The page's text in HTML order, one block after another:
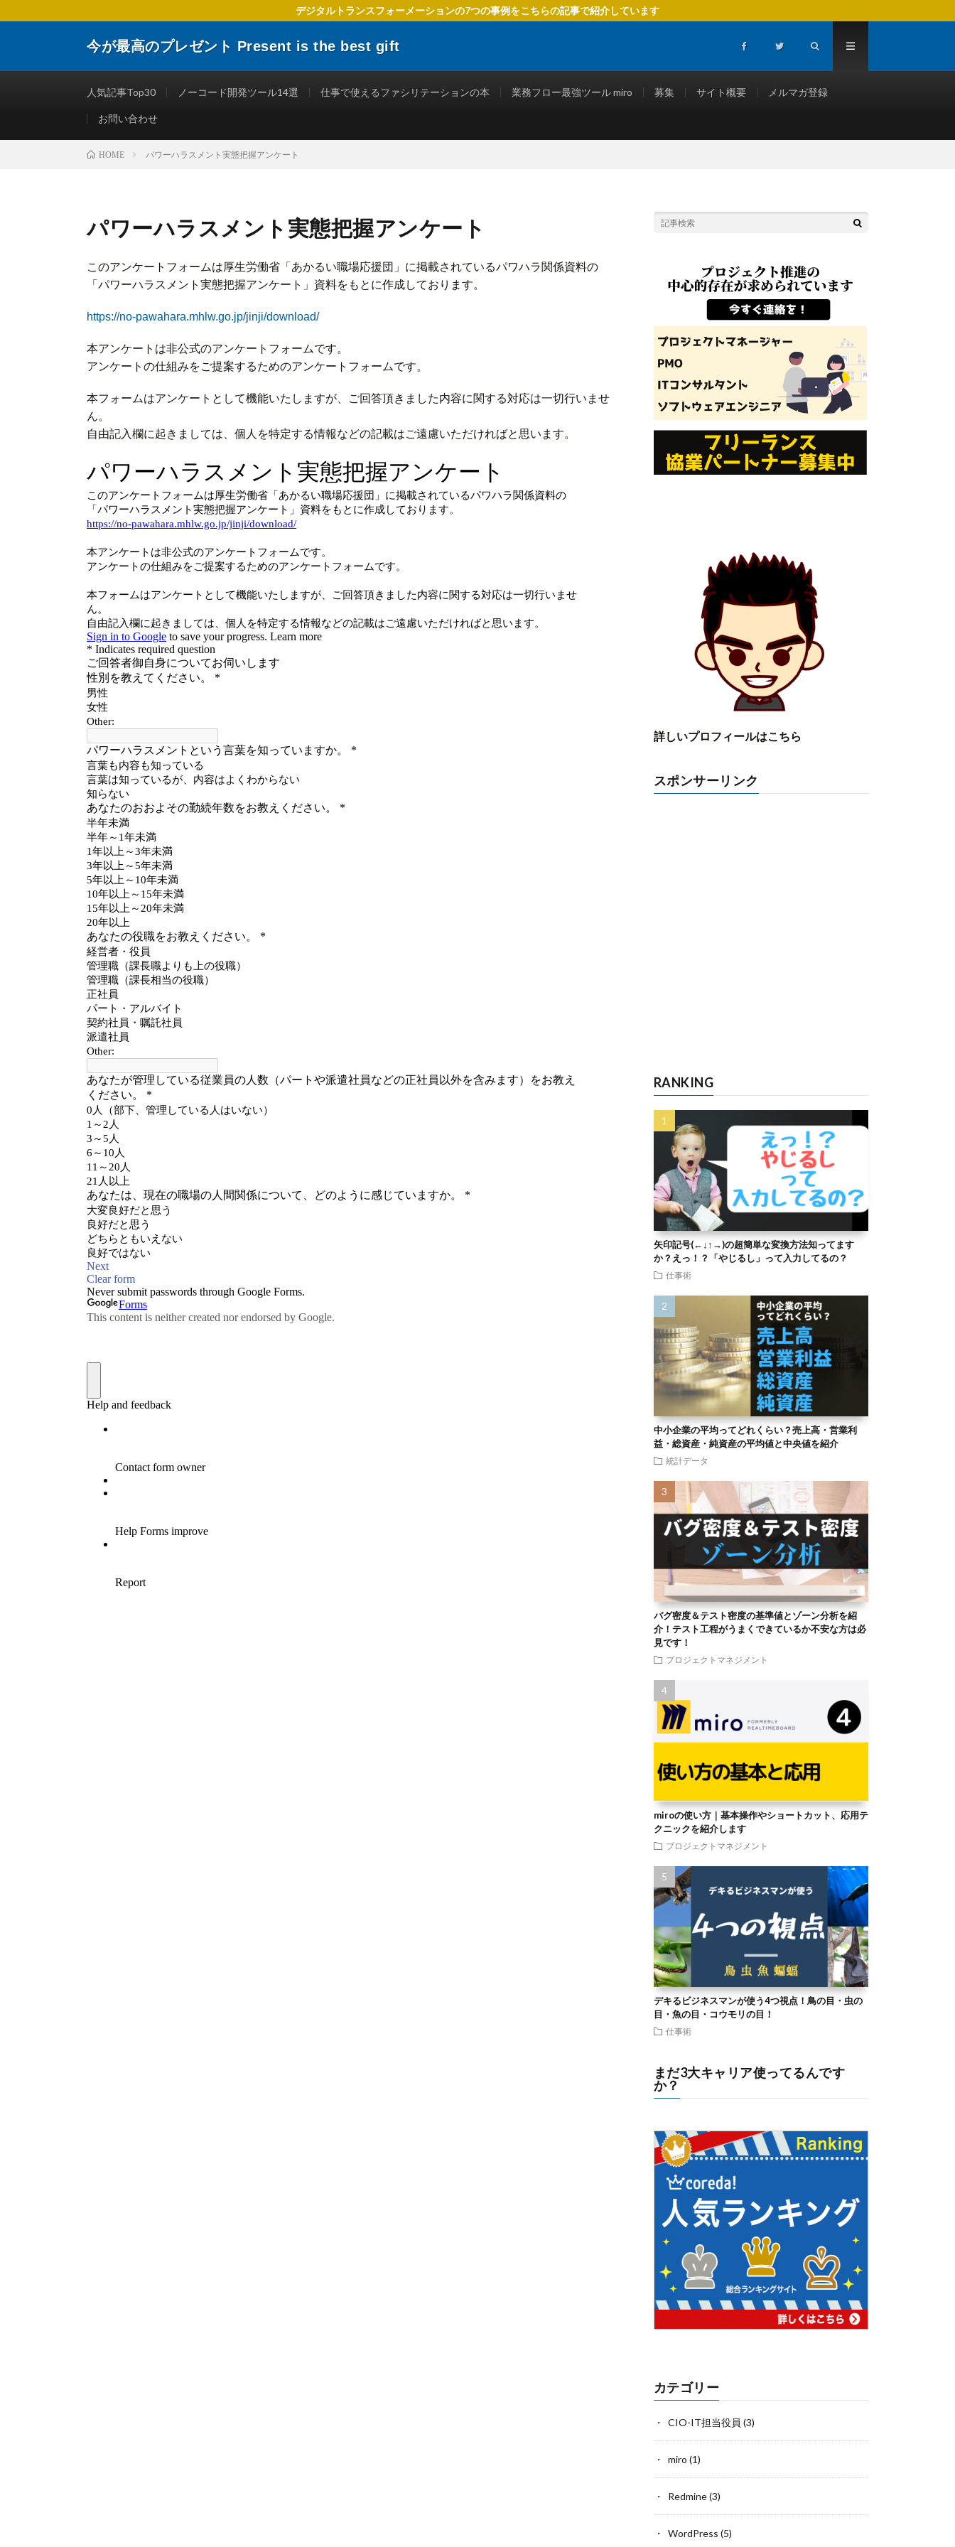
デジタルトランスフォーメーションの7つの事例をこちらの記事で紹介しています
今が最高のプレゼント Present is the best gift
楽しくする仕事術やITリテラシーを向上させるために役立つ情報を発信します。
人気記事Top30 ノーコード開発ツール14選 仕事で使えるファシリテーションの本 業務フロー最強ツール miro 募集 サイト概要 メルマガ登録
お問い合わせ
HOME パワーハラスメント実態把握アンケート
パワーハラスメント実態把握アンケート
このアンケートフォームは厚生労働省「あかるい職場応援団」に掲載されているパワハラ関係資料の
「パワーハラスメント実態把握アンケート」資料をもとに作成しております。
https://no-pawahara.mhlw.go.jp/jinji/download/
本アンケートは非公式のアンケートフォームです。
アンケートの仕組みをご提案するためのアンケートフォームです。
本フォームはアンケートとして機能いたしますが、ご回答頂きました内容に関する対応は一切行いませ
ん。
自由記入欄に起きましては、個人を特定する情報などの記載はご遠慮いただければと思います。
詳しいプロフィールはこちら
スポンサーリンク
RANKING
矢印記号(←↓↑→)の超簡単な変換方法知ってます
か？えっ！？「やじるし」って入力してるの？
仕事術
中小企業の平均ってどれくらい？売上高・営業利
益・総資産・純資産の平均値と中央値を紹介
統計データ
バグ密度＆テスト密度の基準値とゾーン分析を紹
介！テスト工程がうまくできているか不安な方は必
見です！
プロジェクトマネジメント
miroの使い方｜基本操作やショートカット、応用テ
クニックを紹介します
プロジェクトマネジメント
デキるビジネスマンが使う4つ視点！鳥の目・虫の
目・魚の目・コウモリの目！
仕事術
まだ3大キャリア使ってるんです
か？
カテゴリー
CIO-IT担当役員 (3)
miro (1)
Redmine(3)
WordPress (5)